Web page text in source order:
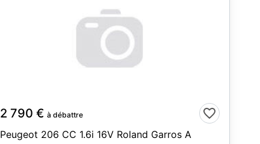
2 790 €à débattre
Peugeot 206 CC 1.6i 16V Roland Garros A